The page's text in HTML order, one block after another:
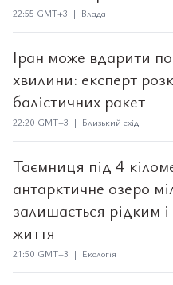
22:55 GMT+3 | Влада
Іран може вдарити по
хвилини: експерт
балістичних ракет
22:20 GMT+3 | Близький схід
Таємниця під 4
антарктичне озеро
залишається рідким
життя
21:50 GMT+3 | Екологія